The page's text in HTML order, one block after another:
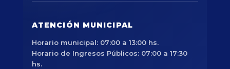
ATENCIÓN MUNICIPAL
Horario municipal: 07:00 a 13:00 hs.
Horario de Ingresos Públicos: 07:00 a 17:30
hs.